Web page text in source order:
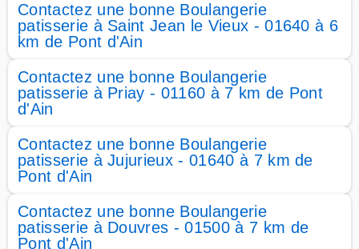
Contactez une bonne Boulangerie
patisserie à Saint Jean le Vieux - 01640 à 6
km de Pont d'Ain
Contactez une bonne Boulangerie
patisserie à Priay - 01160 à 7 km de Pont
d'Ain
Contactez une bonne Boulangerie
patisserie à Jujurieux - 01640 à 7 km de
Pont d'Ain
Contactez une bonne Boulangerie
patisserie à Douvres - 01500 à 7 km de
Pont d'Ain